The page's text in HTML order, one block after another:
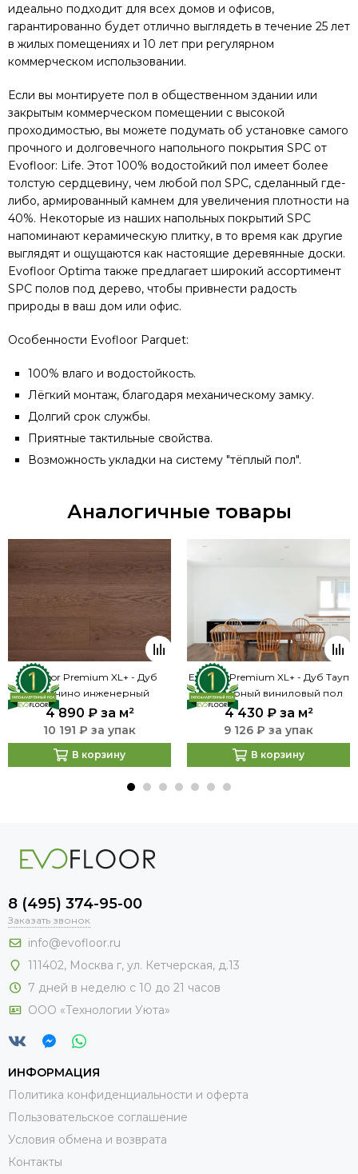
идеально подходит для всех домов и офисов,
гарантированно будет отлично выглядеть в течение 25 лет
в жилых помещениях и 10 лет при регулярном
коммерческом использовании.
Если вы монтируете пол в общественном здании или
закрытым коммерческом помещении с высокой
проходимостью, вы можете подумать об установке самого
прочного и долговечного напольного покрытия SPC от
Evofloor: Life. Этот 100% водостойкий пол имеет более
толстую сердцевину, чем любой пол SPC, сделанный где-
либо, армированный камнем для увеличения плотности на
40%. Некоторые из наших напольных покрытий SPC
напоминают керамическую плитку, в то время как другие
выглядят и ощущаются как настоящие деревянные доски.
Evofloor Optima также предлагает широкий ассортимент
SPC полов под дерево, чтобы привнести радость
природы в ваш дом или офис.
Особенности Evofloor Parquet:
100% влаго и водостойкость.
Лёгкий монтаж, благодаря механическому замку.
Долгий срок службы.
Приятные тактильные свойства.
Возможность укладки на систему "тёплый пол".
Аналогичные товары
Evofloor Premium XL+ - Дуб
Макачино инженерный
виниловый пол со встроенной
подложкой (F-0085)
4 890 ₽за м²
10 191 ₽ за упак
В корзину
Evofloor Premium XL+ - Дуб Тауп
инженерный виниловый пол
со встроенной подложкой (F-
0079)
4 430 ₽за м²
9 126 ₽ за упак
В корзину
8 (495) 374-95-00
Заказать звонок
info@evofloor.ru
111402, Москва г, ул. Кетчерская, д.13
7 дней в неделю с 10 до 21 часов
ООО «Технологии Уюта»
ИНФОРМАЦИЯ
Политика конфиденциальности и оферта
Пользовательское соглашение
Условия обмена и возврата
Контакты